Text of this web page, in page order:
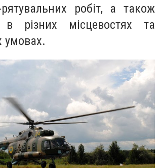
робіт, а також
різних місцевостях та
умовах.